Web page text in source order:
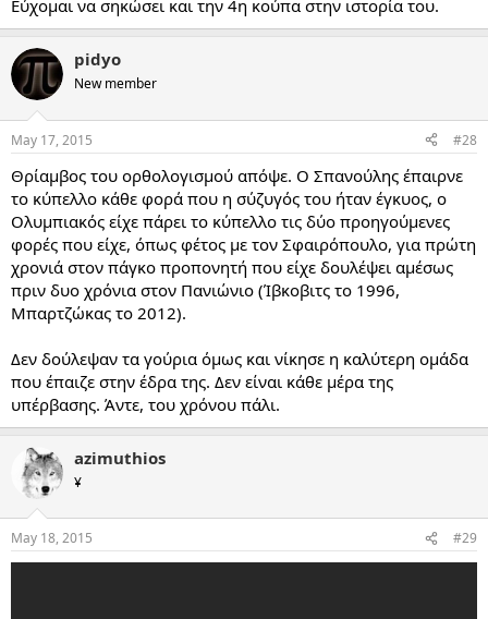
Εύχομαι να σηκώσει και την 4η κούπα στην ιστορία του.
pidyo
New member
May 17, 2015 #28
Θρίαμβος του ορθολογισμού απόψε. Ο Σπανούλης έπαιρνε
το κύπελλο κάθε φορά που η σύζυγός του ήταν έγκυος, ο
Ολυμπιακός είχε πάρει το κύπελλο τις δύο προηγούμενες
φορές που είχε, όπως φέτος με τον Σφαιρόπουλο, για πρώτη
χρονιά στον πάγκο προπονητή που είχε δουλέψει αμέσως
πριν δυο χρόνια στον Πανιώνιο (Ίβκοβιτς το 1996,
Μπαρτζώκας το 2012).
Δεν δούλεψαν τα γούρια όμως και νίκησε η καλύτερη ομάδα
που έπαιζε στην έδρα της. Δεν είναι κάθε μέρα της
υπέρβασης. Άντε, του χρόνου πάλι.
azimuthios
¥
May 18, 2015 #29